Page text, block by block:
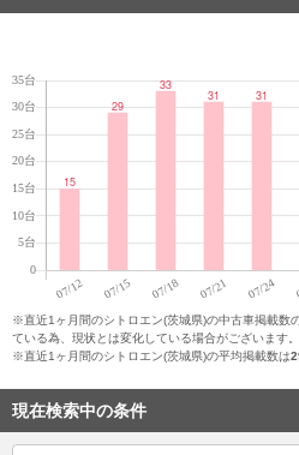
※直近1ヶ月間のシトロエン(茨城県)の中古車掲載数
ている為、現状とは変化している場合がございます。
※直近1ヶ月間のシトロエン(茨城県)の平均掲載数は
現在検索中の条件